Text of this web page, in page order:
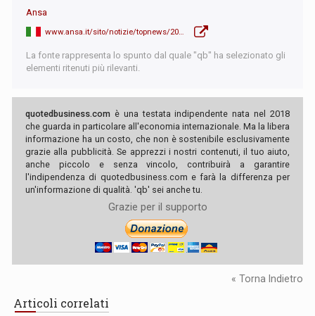
Ansa
www.ansa.it/sito/notizie/topnews/2026/01/24/nuova-dottrina-di-difesa-usa-priorita-numero-uno-difesa-della-nazione_dfb89bfe-d492-47f0-b634-962115dee783.html
La fonte rappresenta lo spunto dal quale "qb" ha selezionato gli
elementi ritenuti più rilevanti.
quotedbusiness.com è una testata indipendente nata nel 2018
che guarda in particolare all'economia internazionale. Ma la libera
informazione ha un costo, che non è sostenibile esclusivamente
grazie alla pubblicità. Se apprezzi i nostri contenuti, il tuo aiuto,
anche piccolo e senza vincolo, contribuirà a garantire
l'indipendenza di quotedbusiness.com e farà la differenza per
un'informazione di qualità. 'qb' sei anche tu.
Grazie per il supporto
« Torna Indietro
Articoli correlati